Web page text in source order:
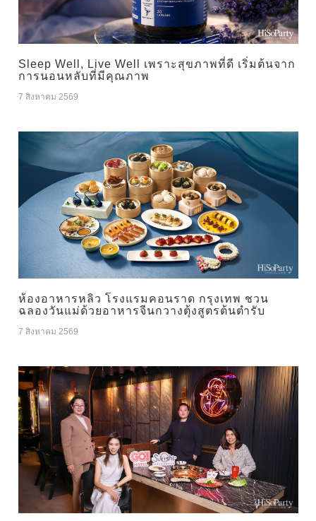
Sleep Well, Live Well เพราะสุขภาพที่ดี เริ่มต้นจาก
การนอนหลับที่มีคุณภาพ
7 สิงหาคม 2569
ห้องอาหารหลิว โรงแรมคอนราด กรุงเทพ ชวน
ฉลองวันแม่ด้วยอาหารจีนกวางตุ้งสูตรต้นตำรับ
7 สิงหาคม 2569